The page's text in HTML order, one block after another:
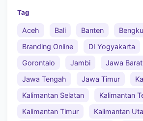
Tag
Aceh Bali Banten
Branding Online
DI Yogyakarta
Gorontalo
Jambi
Jawa Barat
Jawa Tengah
Jawa Timur
Kalimantan Selatan
Kalimantan
Kalimantan Timur
Kalimantan